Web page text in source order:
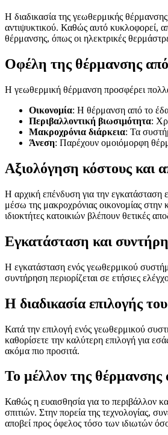
Η διαδικασία της γεωθερμικής
αντιψυκτικού. Καθώς αυτό κυκλοφορεί,
θέρμανσης, όπως οι ηλεκτρικές
Οφέλη της θέρμανσης
Η γεωθερμική θέρμανση προσφέρει
Οικονομία: Η θέρμανση από το
Περιβαλλοντική βιωσιμότητα:
Μακροχρόνια διάρκεια: Τα
Άνεση: Παρέχουν ομοιόμορφη
Αξιολόγηση κόστους και
Η αρχική επένδυση για την εγκατάσταση
μέσω της μακροχρόνιας οικονομίας στην
ιδιοκτήτες κατοικιών βλέπουν θετικές
Εγκατάσταση και
Η εγκατάσταση ενός γεωθερμικού
συντήρηση περιορίζεται σε ετήσιες
Η διαδικασία επιλογής
Κατά την επιλογή ενός γεωθερμικού
καθορίσετε την καλύτερη επιλογή για
ακόμα πιο προσιτά.
Το μέλλον της θέρμανσης
Καθώς η ευαισθησία για το περιβάλλον
σπιτιών. Στην πορεία της τεχνολογίας,
αποβεί προς όφελος τόσο των ιδιωτών